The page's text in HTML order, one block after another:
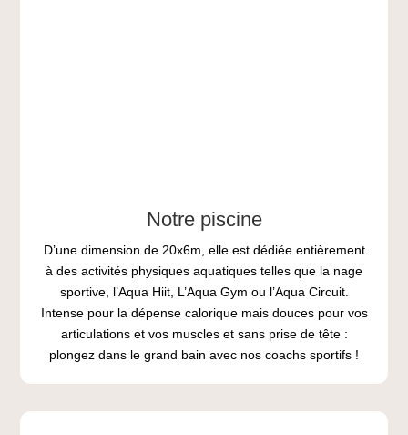
Notre piscine
D’une dimension de 20x6m, elle est dédiée entièrement
à des activités physiques aquatiques telles que la nage
sportive, l’Aqua Hiit, L’Aqua Gym ou l’Aqua Circuit.
Intense pour la dépense calorique mais douces pour vos
articulations et vos muscles et sans prise de tête :
plongez dans le grand bain avec nos coachs sportifs !